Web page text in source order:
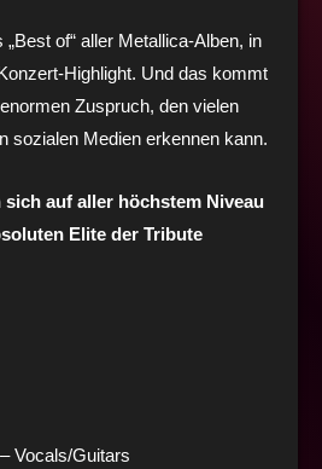
of“ aller Metallica-Alben, in
Highlight. Und das kommt
Zuspruch, den vielen
sozialen Medien erkennen kann.
sich auf aller höchstem Niveau
Elite der Tribute
Vocals/Guitars